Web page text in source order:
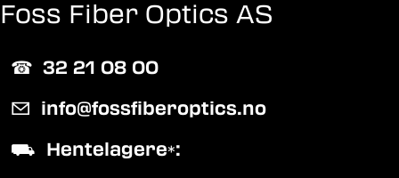
Foss Fiber Optics AS
☎︎ 32 21 08 00
✉ info@fossfiberoptics.no
⛟ Hentelagere*: